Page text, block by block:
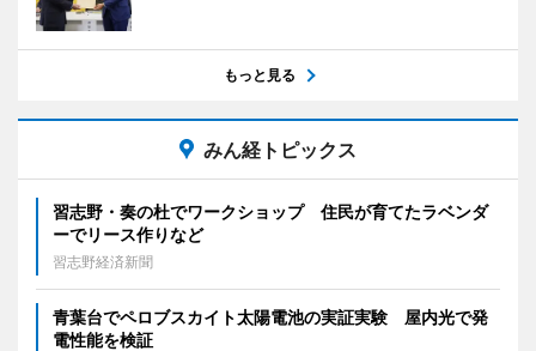
もっと見る
みん経トピックス
習志野・奏の杜でワークショップ 住民が育てたラベンダ
ーでリース作りなど
習志野経済新聞
青葉台でペロブスカイト太陽電池の実証実験 屋内光で発
電性能を検証